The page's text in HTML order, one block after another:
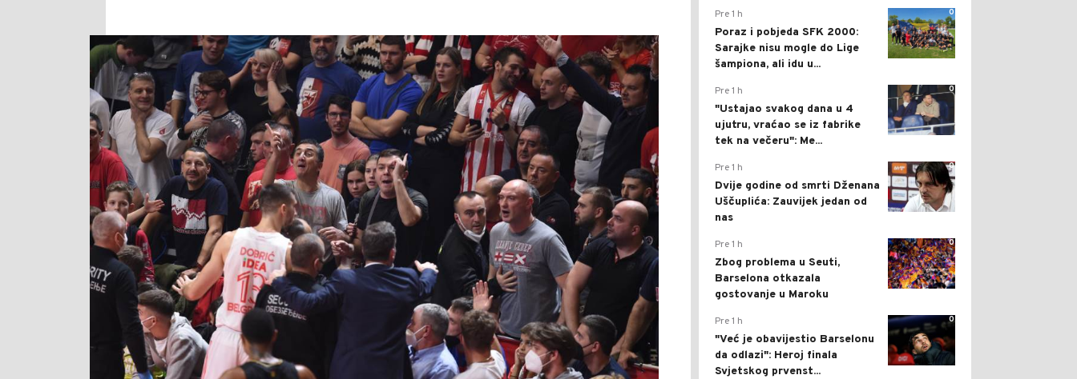
0
Pre 1 h
Poraz i pobjeda SFK 2000:
Sarajke nisu mogle do Lige
šampiona, ali idu u...
0
Pre 1 h
"Ustajao svakog dana u 4
ujutru, vraćao se iz fabrike
tek na večeru": Me...
0
Pre 1 h
Dvije godine od smrti Dženana
Uščuplića: Zauvijek jedan od
nas
0
Pre 1 h
Zbog problema u Seuti,
Barselona otkazala
gostovanje u Maroku
0
Pre 1 h
"Već je obavijestio Barselonu
da odlazi": Heroj finala
Svjetskog prvenst...